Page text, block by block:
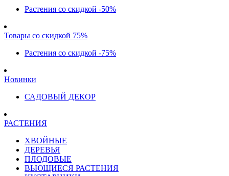
Растения со скидкой -50%
Товары со скидкой 75%
Растения со скидкой -75%
Новинки
САДОВЫЙ ДЕКОР
РАСТЕНИЯ
ХВОЙНЫЕ
ДЕРЕВЬЯ
ПЛОДОВЫЕ
ВЬЮЩИЕСЯ РАСТЕНИЯ